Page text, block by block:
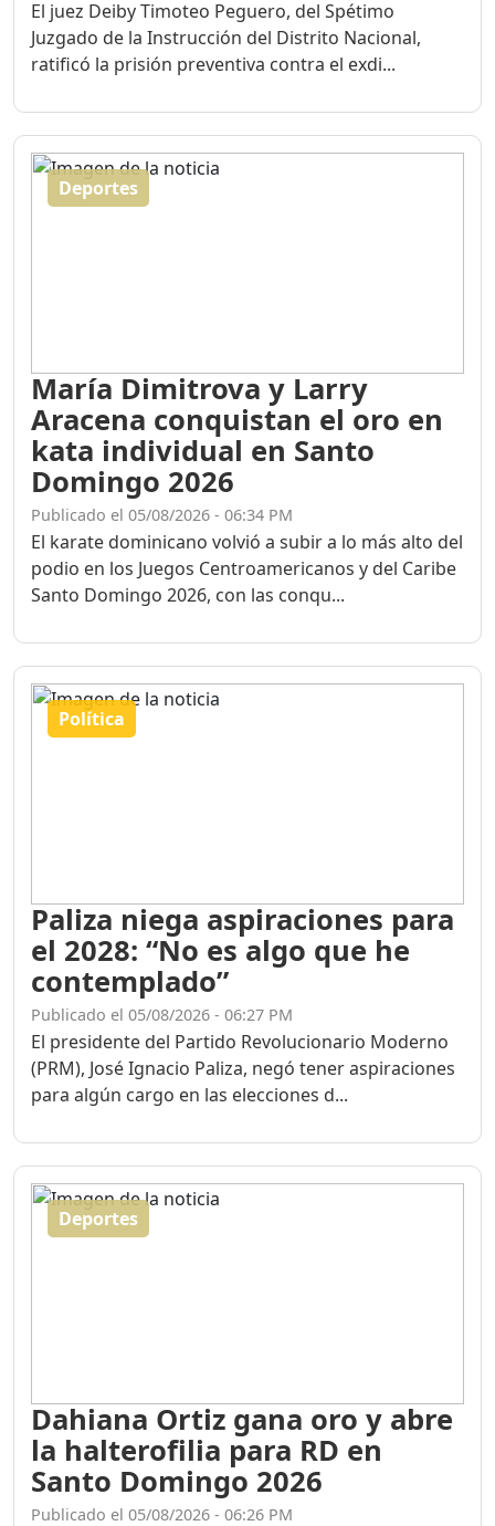
El juez Deiby Timoteo Peguero, del Spétimo
Juzgado de la Instrucción del Distrito Nacional,
ratificó la prisión preventiva contra el exdi...
Deportes
María Dimitrova y Larry
Aracena conquistan el oro en
kata individual en Santo
Domingo 2026
Publicado el 05/08/2026 - 06:34 PM
El karate dominicano volvió a subir a lo más alto del
podio en los Juegos Centroamericanos y del Caribe
Santo Domingo 2026, con las conqu...
Política
Paliza niega aspiraciones para
el 2028: “No es algo que he
contemplado”
Publicado el 05/08/2026 - 06:27 PM
El presidente del Partido Revolucionario Moderno
(PRM), José Ignacio Paliza, negó tener aspiraciones
para algún cargo en las elecciones d...
Deportes
Dahiana Ortiz gana oro y abre
la halterofilia para RD en
Santo Domingo 2026
Publicado el 05/08/2026 - 06:26 PM